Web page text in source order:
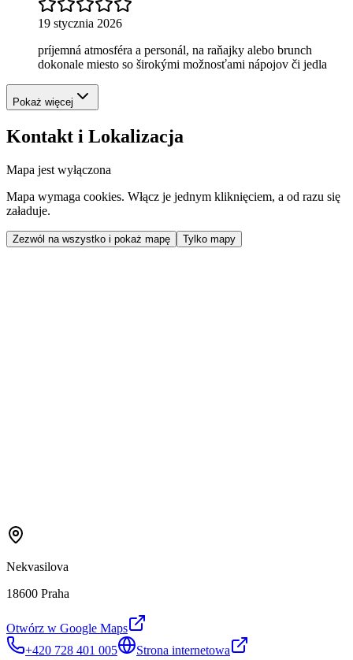
19 stycznia 2026
príjemná atmosféra a personál, na raňajky alebo brunch
dokonale miesto so širokými možnosťami nápojov či jedla
Pokaż więcej
Kontakt i Lokalizacja
Mapa jest wyłączona
Mapa wymaga cookies. Włącz je jednym kliknięciem, a od razu się
załaduje.
Zezwól na wszystko i pokaż mapę Tylko mapy
Nekvasilova
18600 Praha
Otwórz w Google Maps
+420 728 401 005
Strona internetowa